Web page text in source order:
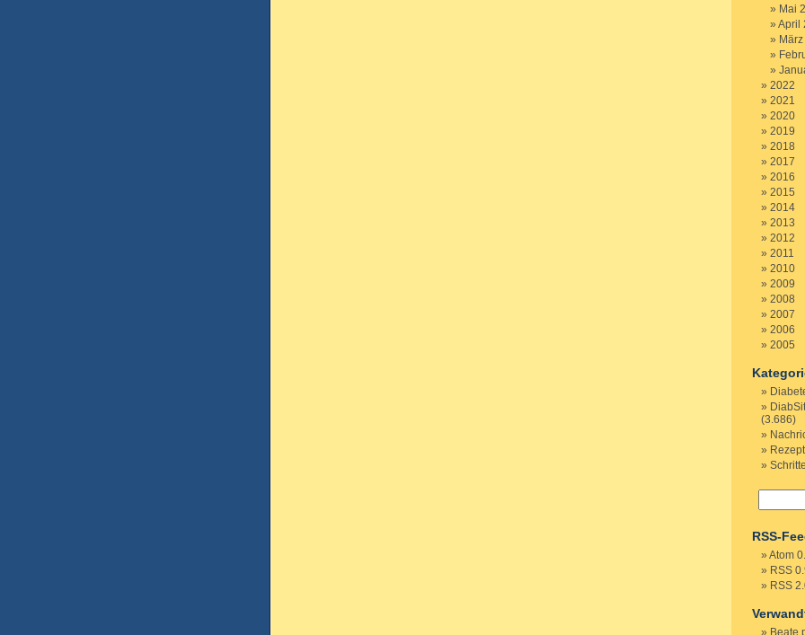
Mai
April
2022
2021
2020
2019
2018
2017
2016
2015
2014
2013
2012
2011
2010
2009
2008
2007
2006
2005
(3.686)
RSS-
Atom
RSS
RSS
Beate